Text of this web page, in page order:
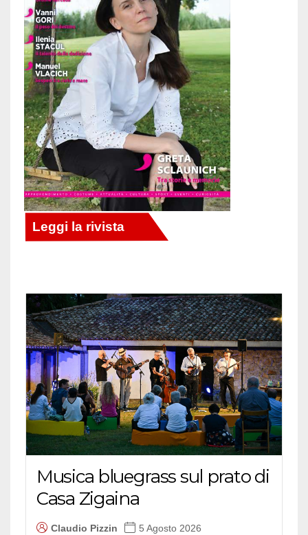
Musica bluegrass sul prato di
Casa Zigaina
Claudio Pizzin 5 Agosto 2026